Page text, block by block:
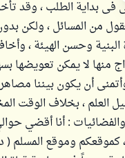
من المسائل ، ولكن
وحسن الهيئة ،
منها لا يمكن تعويضها
والفضائيات : أنا أقضي
، كموقعكم وموقع المسلم